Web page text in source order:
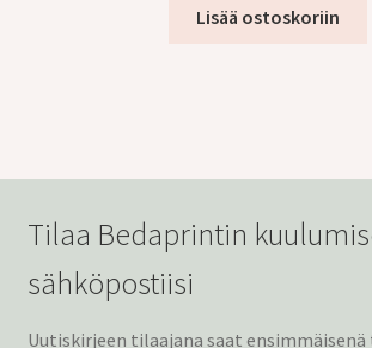
Lisää ostoskoriin
Tilaa Bedaprintin
sähköpostiisi
Uutiskirjeen tilaajana saat ensimmäisenä